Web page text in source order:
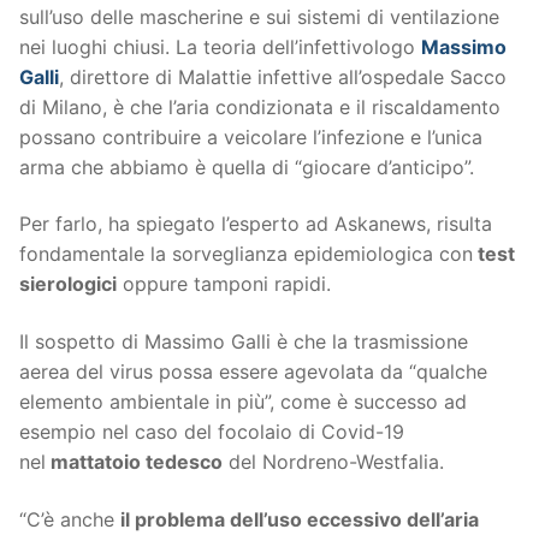
sull’uso delle mascherine e sui sistemi di ventilazione
nei luoghi chiusi. La teoria dell’infettivologo Massimo
Galli, direttore di Malattie infettive all’ospedale Sacco
di Milano, è che l’aria condizionata e il riscaldamento
possano contribuire a veicolare l’infezione e l’unica
arma che abbiamo è quella di “giocare d’anticipo”.
Per farlo, ha spiegato l’esperto ad Askanews, risulta
fondamentale la sorveglianza epidemiologica con test
sierologici oppure tamponi rapidi.
Il sospetto di Massimo Galli è che la trasmissione
aerea del virus possa essere agevolata da “qualche
elemento ambientale in più”, come è successo ad
esempio nel caso del focolaio di Covid-19
nel mattatoio tedesco del Nordreno-Westfalia.
“C’è anche il problema dell’uso eccessivo dell’aria